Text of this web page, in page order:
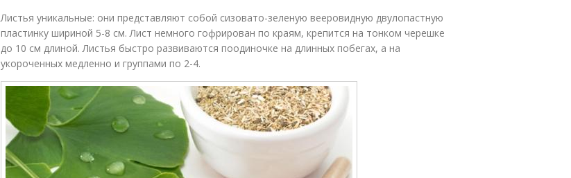
Листья уникальные: они представляют собой сизовато-зеленую вееровидную двулопастную
пластинку шириной 5-8 см. Лист немного гофрирован по краям, крепится на тонком черешке
до 10 см длиной. Листья быстро развиваются поодиночке на длинных побегах, а на
укороченных медленно и группами по 2-4.